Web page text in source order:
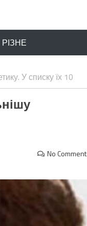
РІЗНЕ
У списку їх 10
No